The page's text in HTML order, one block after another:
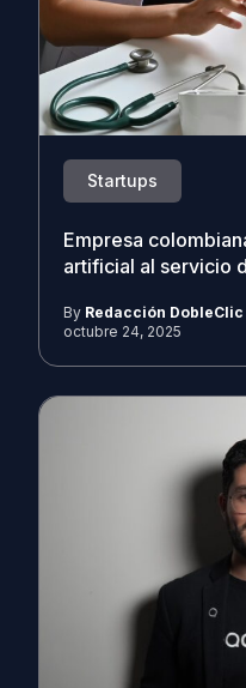
Startups
Empresa
artificial al servicio
By Redacción DobleClic
octubre 24, 2025